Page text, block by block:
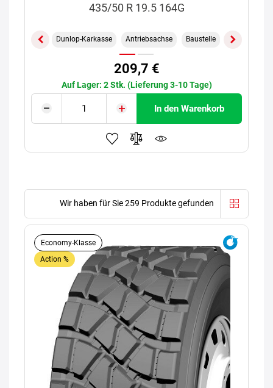
435/50 R 19.5 164G
Dunlop-Karkasse Antriebsachse Baustelle
209,7 €
Auf Lager: 2 Stk. (Lieferung 3-10 Tage)
In den Warenkorb
Wir haben für Sie 259 Produkte gefunden
Economy-Klasse
Action %